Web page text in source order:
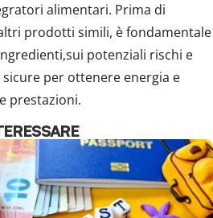
alimentari. Prima di
prodotti simili, è fondamentale
potenziali rischi e
per ottenere energia e
prestazioni.